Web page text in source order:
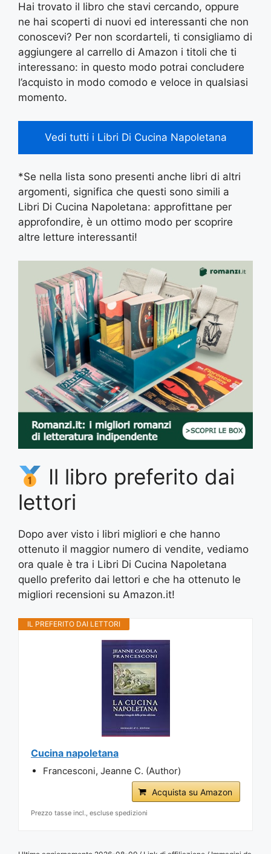
Hai trovato il libro che stavi cercando, oppure
ne hai scoperti di nuovi ed interessanti che non
conoscevi? Per non scordarteli, ti consigliamo di
aggiungere al carrello di Amazon i titoli che ti
interessano: in questo modo potrai concludere
l’acquisto in modo comodo e veloce in qualsiasi
momento.
Vedi tutti i Libri Di Cucina Napoletana
*Se nella lista sono presenti anche libri di altri
argomenti, significa che questi sono simili a
Libri Di Cucina Napoletana: approfittane per
approfondire, è un ottimo modo per scoprire
altre letture interessanti!
Il libro preferito dai
lettori
Dopo aver visto i libri migliori e che hanno
ottenuto il maggior numero di vendite, vediamo
ora quale è tra i Libri Di Cucina Napoletana
quello preferito dai lettori e che ha ottenuto le
migliori recensioni su Amazon.it!
IL PREFERITO DAI LETTORI
Cucina napoletana
Francesconi, Jeanne C. (Author)
Acquista su Amazon
Prezzo tasse incl., escluse spedizioni